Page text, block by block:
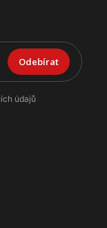
Odebírat
údajů